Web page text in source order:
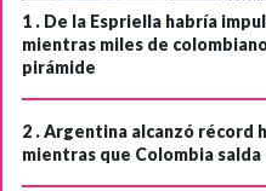
1 . De la Espriella habría
mientras miles de
pirámide
2 .Argentina alcanzó récord
mientras que Colombia